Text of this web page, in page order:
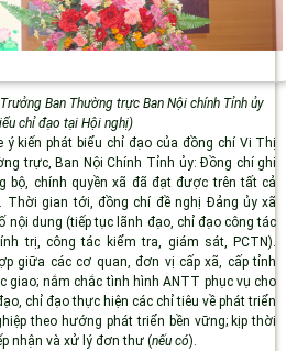
Ban Thường trực Ban Nội chính Tỉnh ủy
chỉ đạo tại Hội nghị)
phát biểu chỉ đạo của đồng chí Vi Thị
trực, Ban Nội Chính Tỉnh ủy: Đồng chí ghi
bộ, chính quyền xã đã đạt được trên tất cả
Thời gian tới, đồng chí đề nghị Đảng ủy xã
nội dung (tiếp tục lãnh đạo, chỉ đạo công tác
trị, công tác kiểm tra, giám sát, PCTN).
giữa các cơ quan, đơn vị cấp xã, cấp tỉnh
giao; nắm chắc tình hình ANTT phục vụ cho
chỉ đạo thực hiện các chỉ tiêu về phát triển
theo hướng phát triển bền vững; kịp thời
nhận và xử lý đơn thư (nếu có).